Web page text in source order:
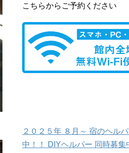
こちらからご予約ください
２０２５年 ８月～ 宿のヘル
中！！ DIYヘルパー 同時募集